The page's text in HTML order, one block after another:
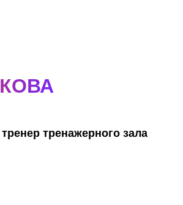
тренажерного зала